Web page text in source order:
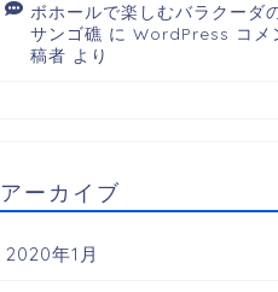
ボホールで楽しむバラクーダ
サンゴ礁 に WordPress コメ
稿者 より
アーカイブ
2020年1月